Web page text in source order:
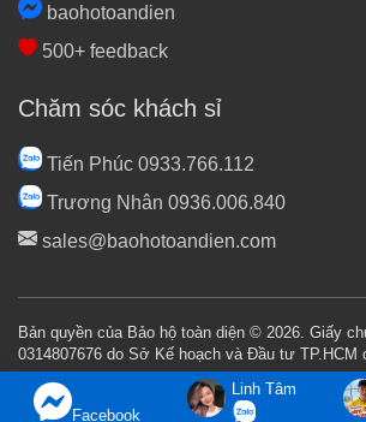
baohotoandien
500+ feedback
Chăm sóc khách sỉ
Tiến Phúc 0933.766.112
Trương Nhân 0936.006.840
sales@baohotoandien.com
Bản quyền của Bảo hộ toàn diện © 2026. Giấy
0314807676 do Sở Kế hoạch và Đầu tư TP.HCM
Facebook
Linh Tâm